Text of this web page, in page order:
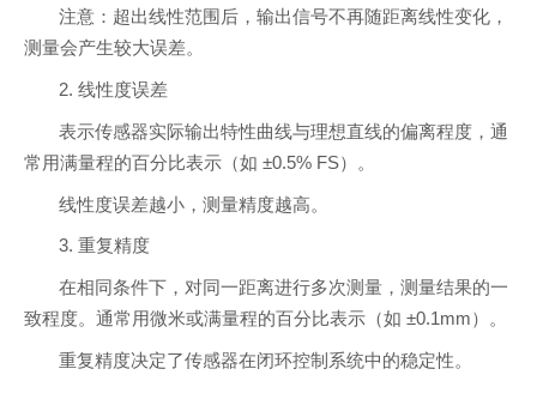
注意：超出线性范围后，输出信号不再随距离线性变化，
测量会产生较大误差。
2. 线性度误差
表示传感器实际输出特性曲线与理想直线的偏离程度，通
常用满量程的百分比表示（如 ±0.5% FS）。
线性度误差越小，测量精度越高。
3. 重复精度
在相同条件下，对同一距离进行多次测量，测量结果的一
致程度。通常用微米或满量程的百分比表示（如 ±0.1mm）。
重复精度决定了传感器在闭环控制系统中的稳定性。